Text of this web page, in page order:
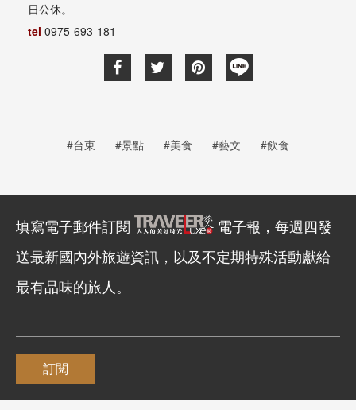
日公休。
tel 0975-693-181
#台東 #景點 #美食 #藝文 #飲食
填寫電子郵件訂閱
電子報，每週四發
送最新國內外旅遊資訊，以及不定期特殊活動獻給
最有品味的旅人。
訂閱